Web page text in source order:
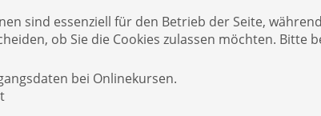
bei Onlinekursen.
sind essenziell für den Betrieb der Seite,
ob Sie die Cookies zulassen möchten.